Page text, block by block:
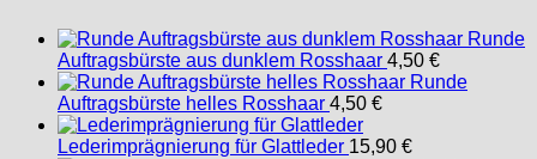
Runde
Auftragsbürste aus dunklem Rosshaar 4,50 €
Runde
Auftragsbürste helles Rosshaar 4,50 €
Lederimprägnierung für Glattleder 15,90 €